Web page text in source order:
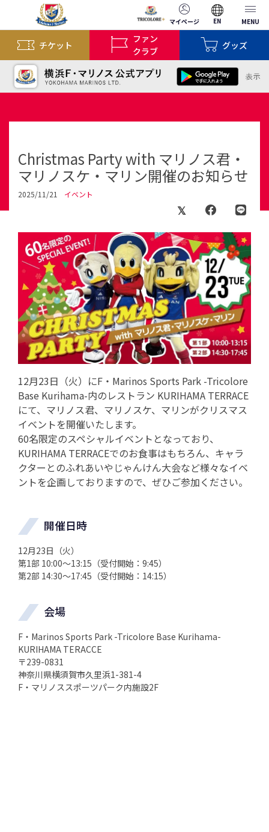
マイページ EN MENU
チケット
ファン
クラブ
グッズ
Christmas Party with マリノス君・
マリノスケ・マリン開催のお知らせ
2025/11/21 イベント
12月23日（火）にF・Marinos Sports Park -Tricolore
Base Kurihama-内のレストラン KURIHAMA TERRACE
にて、マリノス君、マリノスケ、マリンがクリスマス
イベントを開催いたします。
60名限定のスペシャルイベントとなっており、
KURIHAMA TERRACEでのお食事はもちろん、キャラ
クターとのふれあいやじゃんけん大会など様々なイベ
ントを企画しておりますので、ぜひご参加ください。
開催日時
12月23日（火）
第1部 10:00～13:15（受付開始：9:45）
第2部 14:30～17:45（受付開始：14:15）
会場
F・Marinos Sports Park -Tricolore Base Kurihama-
KURIHAMA TERACCE
〒239-0831
神奈川県横須賀市久里浜1-381-4
F・マリノススポーツパーク内施設2F